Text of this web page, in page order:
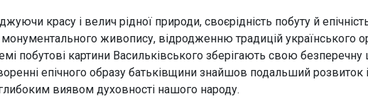
красу і велич рідної природи, своєрідність побуту й
монументального живопису, відродженню традицій українського
побутові картини Васильківського зберігають свою безперечну
епічного образу батьківщини знайшов подальший
виявом духовності нашого народу.